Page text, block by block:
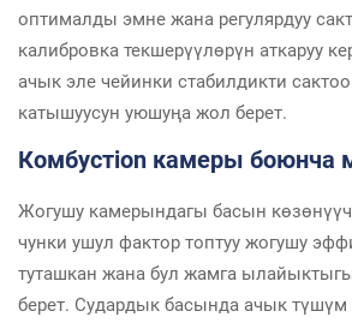
оптималды эмне жана регулярдуу
калибровка текшерүүлөрүн аткаруу
ачык эле чейинки стабилдикти
катышуусун уюшуңа жол берет.
Комбустion камеры боюнча
Жогушу камерындагы басын
чунки ушул фактор топтуу жогушу
туташкан жана бул жамга
берет. Судардык басында ачык түшүм